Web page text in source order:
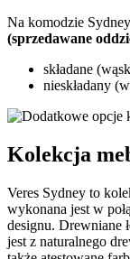
Na komodzie
(sprzedawane
składane
nieskładany
Kolekcja
Veres Sydney to
wykonana jest w
designu. Drewniane
jest z naturalnego